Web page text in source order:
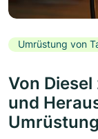
Umrüstung von
Von
und